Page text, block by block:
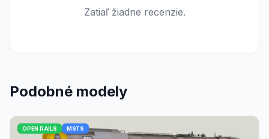
Zatiaľ žiadne recenzie.
Podobné modely
OPEN RAILS MSTS